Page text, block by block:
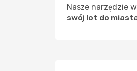
Nasze narzędzie
swój lot do